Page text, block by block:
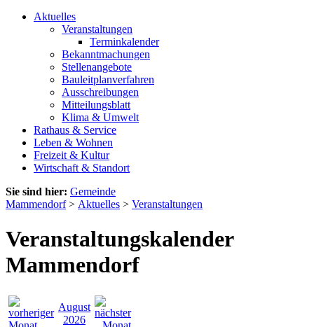
Aktuelles
Veranstaltungen
Terminkalender
Bekanntmachungen
Stellenangebote
Bauleitplanverfahren
Ausschreibungen
Mitteilungsblatt
Klima & Umwelt
Rathaus & Service
Leben & Wohnen
Freizeit & Kultur
Wirtschaft & Standort
Sie sind hier: Gemeinde
Mammendorf> Aktuelles > Veranstaltungen
Veranstaltungskalender
Mammendorf
August
2026